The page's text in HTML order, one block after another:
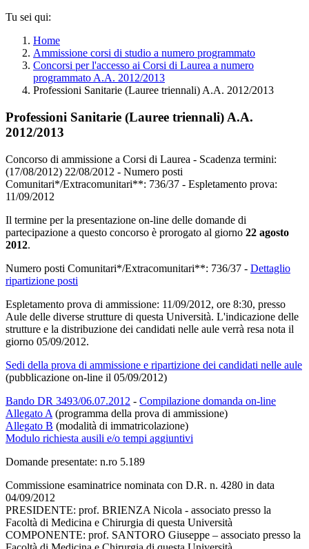
Tu sei qui:
Home
Ammissione corsi di studio a numero programmato
Concorsi per l'accesso ai Corsi di Laurea a numero
programmato A.A. 2012/2013
Professioni Sanitarie (Lauree triennali) A.A. 2012/2013
Professioni Sanitarie (Lauree triennali) A.A.
2012/2013
Concorso di ammissione a Corsi di Laurea - Scadenza termini:
(17/08/2012) 22/08/2012 - Numero posti
Comunitari*/Extracomunitari**: 736/37 - Espletamento prova:
11/09/2012
Il termine per la presentazione on-line delle domande di
partecipazione a questo concorso è prorogato al giorno 22 agosto
2012.
Numero posti Comunitari*/Extracomunitari**: 736/37 - Dettaglio
ripartizione posti
Espletamento prova di ammissione: 11/09/2012, ore 8:30, presso
Aule delle diverse strutture di questa Università. L'indicazione delle
strutture e la distribuzione dei candidati nelle aule verrà resa nota il
giorno 05/09/2012.
Sedi della prova di ammissione e ripartizione dei candidati nelle aule
(pubblicazione on-line il 05/09/2012)
Bando DR 3493/06.07.2012 - Compilazione domanda on-line
Allegato A (programma della prova di ammissione)
Allegato B (modalità di immatricolazione)
Modulo richiesta ausili e/o tempi aggiuntivi
Domande presentate: n.ro 5.189
Commissione esaminatrice nominata con D.R. n. 4280 in data
04/09/2012
PRESIDENTE: prof. BRIENZA Nicola - associato presso la
Facoltà di Medicina e Chirurgia di questa Università
COMPONENTE: prof. SANTORO Giuseppe – associato presso la